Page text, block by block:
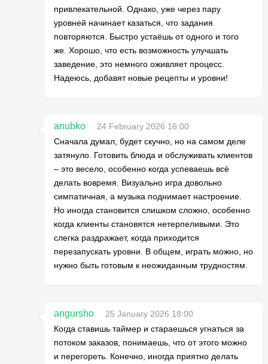
привлекательной. Однако, уже через пару
уровней начинает казаться, что задания
повторяются. Быстро устаёшь от одного и того
же. Хорошо, что есть возможность улучшать
заведение, это немного оживляет процесс.
Надеюсь, добавят новые рецепты и уровни!
anubko
24 February 2026 16:00
Сначала думал, будет скучно, но на самом деле
затянуло. Готовить блюда и обслуживать клиентов
– это весело, особенно когда успеваешь всё
делать вовремя. Визуально игра довольно
симпатичная, а музыка поднимает настроение.
Но иногда становится слишком сложно, особенно
когда клиенты становятся нетерпеливыми. Это
слегка раздражает, когда приходится
перезапускать уровни. В общем, играть можно, но
нужно быть готовым к неожиданным трудностям.
angursho
25 January 2026 18:00
Когда ставишь таймер и стараешься угнаться за
потоком заказов, понимаешь, что от этого можно
и перегореть. Конечно, иногда приятно делать